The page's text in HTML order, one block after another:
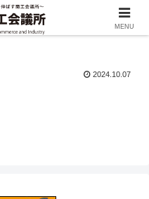
2024.10.07
MENU